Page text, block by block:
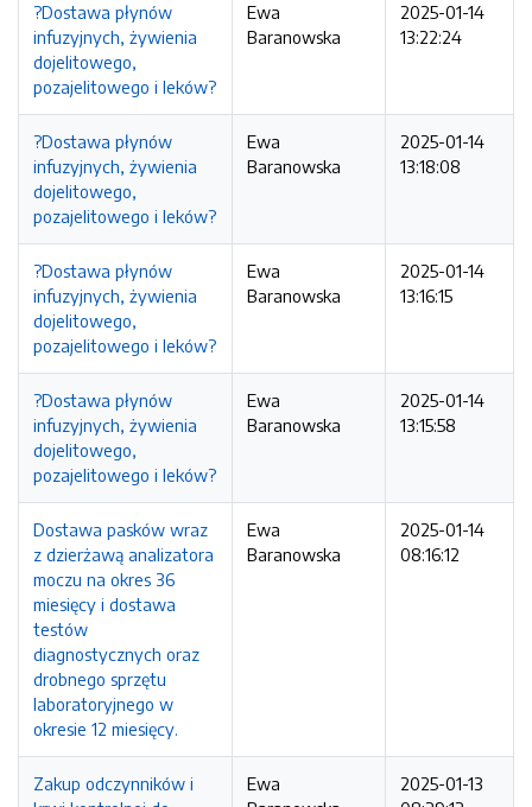
?Dostawa płynów
infuzyjnych, żywienia
dojelitowego,
pozajelitowego i leków?
Ewa
Baranowska
2025-01-14
13:22:24
?Dostawa płynów
infuzyjnych, żywienia
dojelitowego,
pozajelitowego i leków?
Ewa
Baranowska
2025-01-14
13:18:08
?Dostawa płynów
infuzyjnych, żywienia
dojelitowego,
pozajelitowego i leków?
Ewa
Baranowska
2025-01-14
13:16:15
?Dostawa płynów
infuzyjnych, żywienia
dojelitowego,
pozajelitowego i leków?
Ewa
Baranowska
2025-01-14
13:15:58
Dostawa pasków wraz
z dzierżawą analizatora
moczu na okres 36
miesięcy i dostawa
testów
diagnostycznych oraz
drobnego sprzętu
laboratoryjnego w
okresie 12 miesięcy.
Ewa
Baranowska
2025-01-14
08:16:12
Zakup odczynników i
Ewa
2025-01-13